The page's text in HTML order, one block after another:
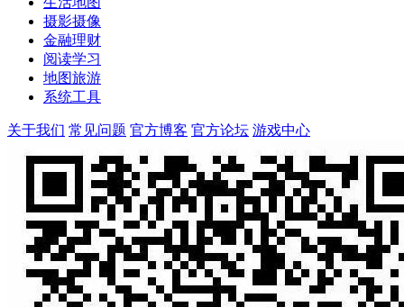
摄影摄像
金融理财
阅读学习
地图旅游
系统工具
关于我们 常见问题 官方博客 官方论坛 游戏中心